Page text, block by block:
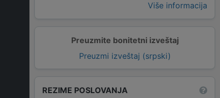
Preuzmite bonitetni izveštaj
Preuzmi izveštaj (srpski)
Više informacija
REZIME POSLOVANJA